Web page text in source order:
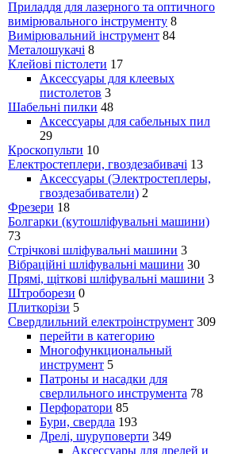
Приладдя для лазерного та оптичного
вимірювального інструменту 8
Вимірювальний інструмент 84
Металошукачі 8
Клейові пістолети 17
Аксессуары для клеевых
пистолетов 3
Шабельні пилки 48
Аксессуары для сабельных пил
29
Кроскопульти 10
Електростеплери, гвоздезабивачі 13
Аксессуары (Электростеплеры,
гвоздезабиватели) 2
Фрезери 18
Болгарки (кутошліфувальні машини)
73
Стрічкові шліфувальні машини 3
Вібраційні шліфувальні машини 30
Прямі, щіткові шліфувальні машини 3
Штроборези 0
Плиткорізи 5
Свердлильний електроінструмент 309
перейти в категорию
Многофункциональный
инструмент 5
Патроны и насадки для
сверлильного инструмента 78
Перфоратори 85
Бури, свердла 193
Дрелі, шуруповерти 349
Аксессуары для дрелей и